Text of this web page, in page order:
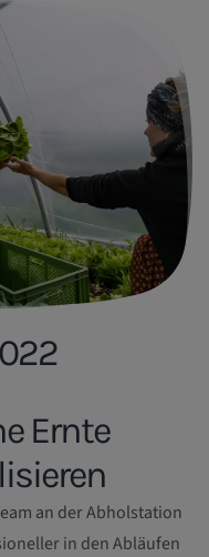
Ernte
an der Abholstation
in den Abläufen